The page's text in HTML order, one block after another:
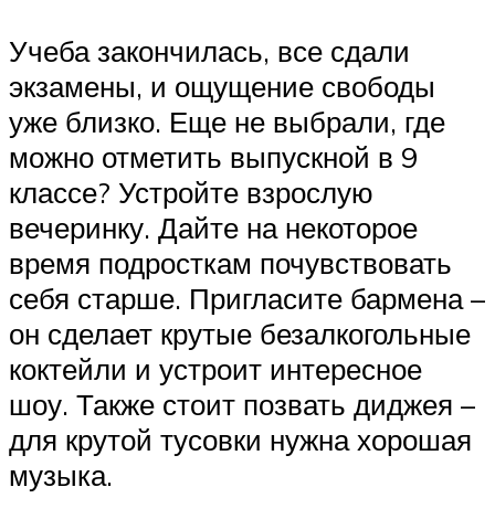
Учеба закончилась, все сдали
экзамены, и ощущение свободы
уже близко. Еще не выбрали, где
можно отметить выпускной в 9
классе? Устройте взрослую
вечеринку. Дайте на некоторое
время подросткам почувствовать
себя старше. Пригласите бармена –
он сделает крутые безалкогольные
коктейли и устроит интересное
шоу. Также стоит позвать диджея –
для крутой тусовки нужна хорошая
музыка.